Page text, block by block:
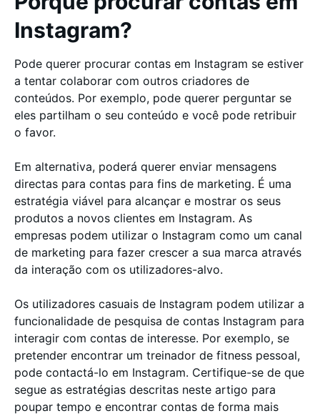
Instagram?
Pode querer procurar contas em Instagram se estiver
a tentar colaborar com outros criadores de
conteúdos. Por exemplo, pode querer perguntar se
eles partilham o seu conteúdo e você pode retribuir
o favor.
Em alternativa, poderá querer enviar mensagens
directas para contas para fins de marketing. É uma
estratégia viável para alcançar e mostrar os seus
produtos a novos clientes em Instagram. As
empresas podem utilizar o Instagram como um canal
de marketing para fazer crescer a sua marca através
da interação com os utilizadores-alvo.
Os utilizadores casuais de Instagram podem utilizar a
funcionalidade de pesquisa de contas Instagram para
interagir com contas de interesse. Por exemplo, se
pretender encontrar um treinador de fitness pessoal,
pode contactá-lo em Instagram. Certifique-se de que
segue as estratégias descritas neste artigo para
poupar tempo e encontrar contas de forma mais